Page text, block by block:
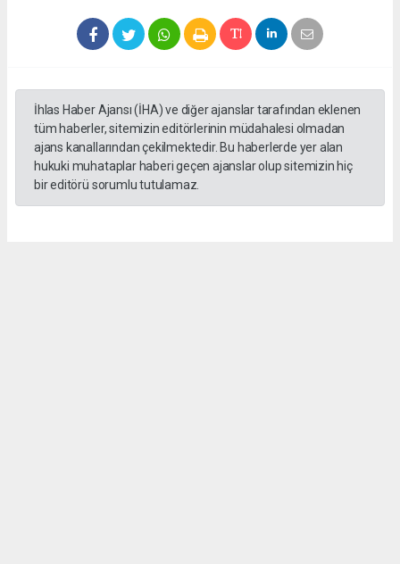
İhlas Haber Ajansı (İHA) ve diğer ajanslar tarafından eklenen
tüm haberler, sitemizin editörlerinin müdahalesi olmadan
ajans kanallarından çekilmektedir. Bu haberlerde yer alan
hukuki muhataplar haberi geçen ajanslar olup sitemizin hiç
bir editörü sorumlu tutulamaz.